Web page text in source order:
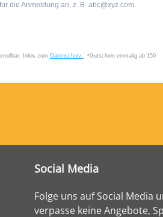
Social Media
Folge uns auf Social Media
verpasse keine Angebote,